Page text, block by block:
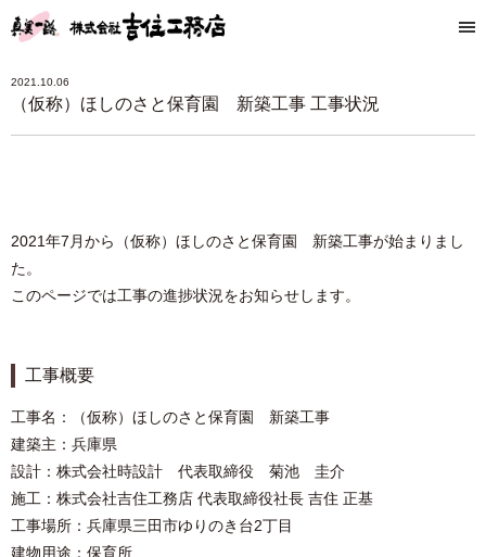
2021.10.06
（仮称）ほしのさと保育園 新築工事 工事状況
2021年7月から（仮称）ほしのさと保育園 新築工事が始まりまし
た。
このページでは工事の進捗状況をお知らせします。
工事概要
工事名：（仮称）ほしのさと保育園 新築工事
建築主：兵庫県
設計：株式会社時設計 代表取締役 菊池 圭介
施工：株式会社吉住工務店 代表取締役社⻑ 吉住 正基
工事場所：兵庫県三田市ゆりのき台2丁目
建物用途：保育所